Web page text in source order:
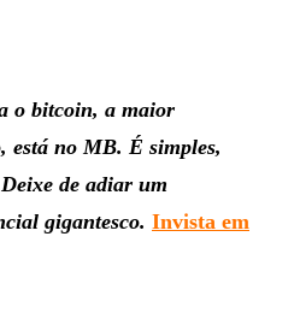
o bitcoin, a maior
está no MB. É simples,
de adiar um
gigantesco. Invista em